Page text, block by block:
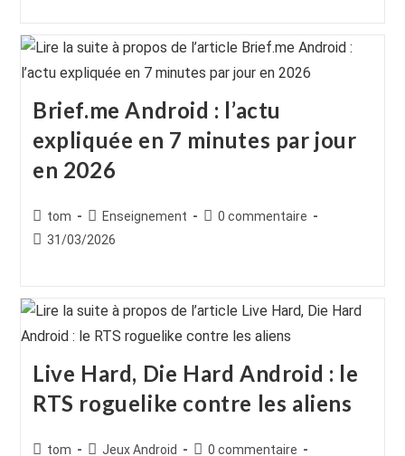
Brief.me Android : l’actu
expliquée en 7 minutes par jour
en 2026
Auteur/autrice
de
tom
Post
category:
Enseignement
Commentaires
0 commentaire
Publication
31/03/2026
Live Hard, Die Hard Android : le
RTS roguelike contre les aliens
Auteur/autrice
tom
PostJeux Android
Commentaires
0 commentaire